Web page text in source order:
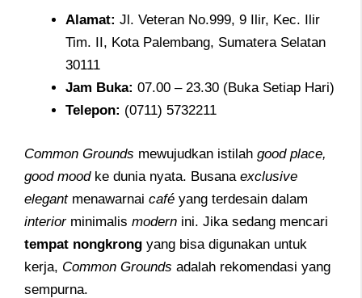
Alamat: Jl. Veteran No.999, 9 Ilir, Kec. Ilir
Tim. II, Kota Palembang, Sumatera Selatan
30111
Jam Buka: 07.00 – 23.30 (Buka Setiap Hari)
Telepon: (0711) 5732211
Common Grounds mewujudkan istilah good place,
good moodke dunia nyata. Busana exclusive
elegantmenawarnai café yang terdesain dalam
interiorminimalis modern ini. Jika sedang mencari
tempat nongkrong yang bisa digunakan untuk
kerja, Common Grounds adalah rekomendasi yang
sempurna.